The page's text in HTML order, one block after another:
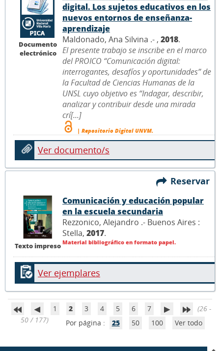
Documento
electrónico
digital. Los sujetos educativos en los
nuevos entornos de enseñanza-
aprendizaje
Maldonado, Ana Silvina .- , 2018.
El presente trabajo se inscribe en el marco
del PROICO “Comunicación digital:
interrogantes, desafíos y oportunidades” de
la Facultad de Ciencias Humanas de la
UNSL cuyo objetivo es “Indagar, describir,
analizar y contribuir desde una mirada
crí[...]
| Repositorio Digital UNVM.
Ver documento/s
Reservar
Texto impreso
Comunicación y educación popular
en la escuela secundaria
Rezzonico, Alejandro .- Buenos Aires :
Stella, 2017.
Material bibliográfico en formato papel.
Ver ejemplares
1 2 3 4 5 6 7
(26 -
50 / 177)
Por página : 25 50 100 Ver todo